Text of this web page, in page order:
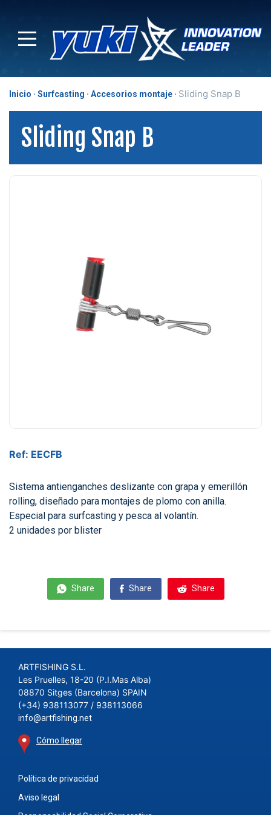
Inicio Surfcasting Accesorios montaje Sliding Snap B
Sliding Snap B
Ref: EECFB
Sistema antienganches deslizante con grapa y emerillón
rolling, diseñado para montajes de plomo con anilla.
Especial para surfcasting y pesca al volantín.
2 unidades por blister
Share Share Share
ARTFISHING S.L.
Les Pruelles, 18-20 (P.I.Mas Alba)
08870 Sitges (Barcelona) SPAIN
(+34) 938113077 / 938113066
info@artfishing.net
Cómo llegar
Política de privacidad
Aviso legal